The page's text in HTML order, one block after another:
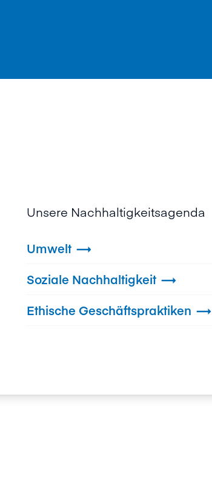
Unsere Nachhaltigkeitsagenda
Umwelt 
Soziale Nachhaltigkeit 
Ethische Geschäftspraktiken 